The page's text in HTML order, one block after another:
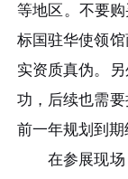
等地区。不要
标国驻华使领
实资质真伪。
功，后续也需
前一年规划到期
在参展现场